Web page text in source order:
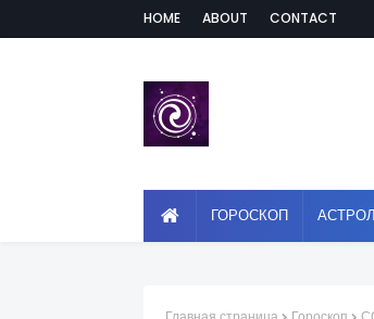
HOME ABOUT CONTACT
ГОРОСКОП